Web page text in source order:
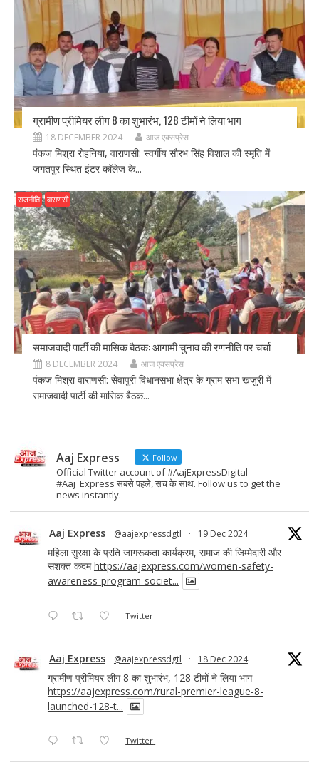
ग्रामीण प्रीमियर लीग 8 का शुभारंभ, 128 टीमों ने लिया भाग
18 DECEMBER 2024 आज एक्सप्रेस
पंकज मिश्रा रोहनिया, वाराणसी: स्वर्गीय सौरभ सिंह विशाल की स्मृति में
जगतपुर स्थित इंटर कॉलेज के...
राजनीति वाराणसी
समाजवादी पार्टी की मासिक बैठक: आगामी चुनाव की रणनीति पर चर्चा
8 DECEMBER 2024 आज एक्सप्रेस
पंकज मिश्रा वाराणसी: सेवापुरी विधानसभा क्षेत्र के ग्राम सभा खजुरी में
समाजवादी पार्टी की मासिक बैठक...
Aaj Express Follow
Official Twitter account of #AajExpressDigital
#Aaj_Express सबसे पहले, सच के साथ. Follow us to get the
news instantly.
Aaj Express @aajexpressdgtl · 19 Dec 2024
महिला सुरक्षा के प्रति जागरूकता कार्यक्रम, समाज की जिम्मेदारी और
सशक्त कदमhttps://aajexpress.com/women-safety-
awareness-program-societ...
Twitter
Aaj Express @aajexpressdgtl · 18 Dec 2024
ग्रामीण प्रीमियर लीग 8 का शुभारंभ, 128 टीमों ने लिया भाग
https://aajexpress.com/rural-premier-league-8-
launched-128-t...
Twitter